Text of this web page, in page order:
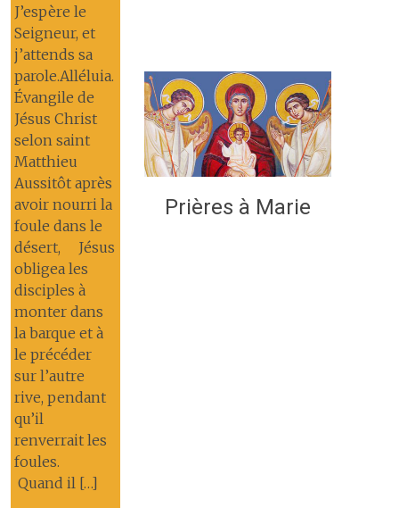
J’espère le
Seigneur, et
j’attends sa
parole.Alléluia.
Évangile de
Jésus Christ
selon saint
Matthieu
Aussitôt après
avoir nourri la
foule dans le
désert, Jésus
obligea les
disciples à
monter dans
la barque et à
le précéder
sur l’autre
rive, pendant
qu’il
renverrait les
foules.
Quand il […]
Prières à Marie